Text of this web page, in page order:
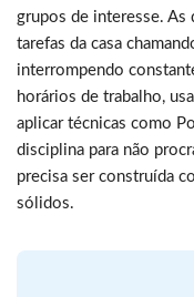
grupos de interesse. As
tarefas da casa
interrompendo
horários de trabalho,
aplicar técnicas como
disciplina para não
precisa ser construída
sólidos.